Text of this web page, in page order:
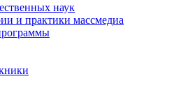
наук
и практики массмедиа